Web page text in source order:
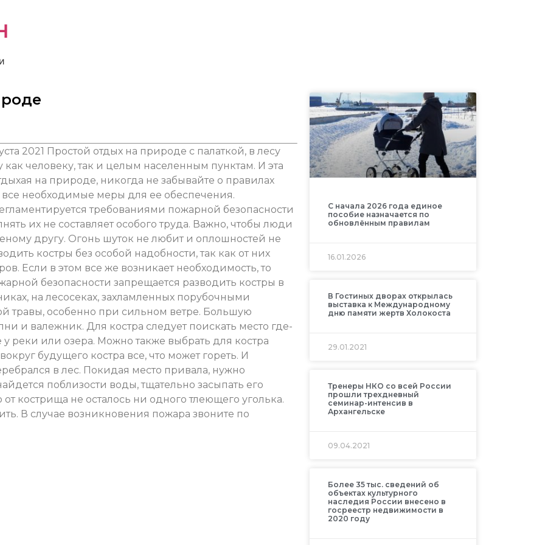
2021 Простой отдых на природе с палаткой, в лесу
как человеку, так и целым населенным пунктам. И эта
на природе, никогда не забывайте о правилах
необходимые меры для ее обеспечения.
требованиями пожарной безопасности
их не составляет особого труда. Важно, чтобы люди
другу. Огонь шуток не любит и оплошностей не
костры без особой надобности, так как от них
Если в этом все же возникает необходимость, то
безопасности запрещается разводить костры в
на лесосеках, захламленных порубочными
травы, особенно при сильном ветре. Большую
и валежник. Для костра следует поискать место где-
реки или озера. Можно также выбрать для костра
будущего костра все, что может гореть. И
в лес. Покидая место привала, нужно
поблизости воды, тщательно засыпать его
кострища не осталось ни одного тлеющего уголька.
В случае возникновения пожара звоните по
С начала 2026 года единое
пособие назначается по
обновлённым правилам
16.01.2026
В Гостиных дворах открылась
выставка к Международному
дню памяти жертв Холокоста
29.01.2021
Тренеры НКО со всей России
прошли трехдневный
семинар-интенсив в
Архангельске
09.04.2021
Более 35 тыс. сведений об
объектах культурного
наследия России внесено в
госреестр недвижимости в
2020 году